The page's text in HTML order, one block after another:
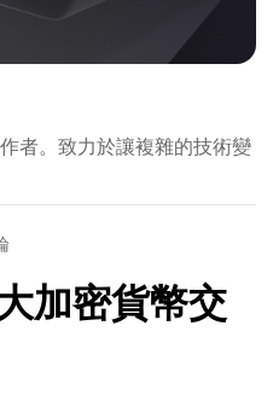
者。致力於讓複雜的技術變
加密貨幣交